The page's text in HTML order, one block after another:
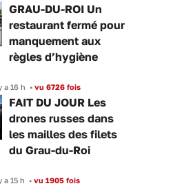
GRAU-DU-ROI Un
restaurant fermé pour
manquement aux
règles d’hygiène
a 16 h • vu 6726 fois
FAIT DU JOUR Les
drones russes dans
les mailles des filets
du Grau-du-Roi
a 15 h • vu 1905 fois